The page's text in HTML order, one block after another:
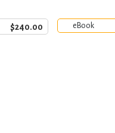
$240.00 eBook